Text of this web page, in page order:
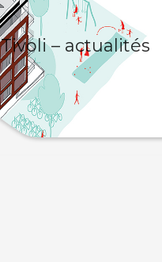
Tivoli – actualités